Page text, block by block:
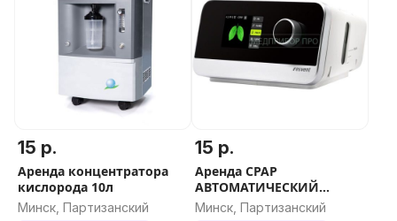
исчезнут симптомы интоксикации и значительно
вырастет работоспособность. Рассрочка , доставка,
гарантия 6 месяцев, пенсионерам и инвалидам
15 р.
Аренда концентратора
кислорода 10л
Минск, Партизанский
15 р.
Аренда CPAP
АВТОМАТИЧЕСКИЙ
RESVENT IBREEZE 20A
Минск, Партизанский